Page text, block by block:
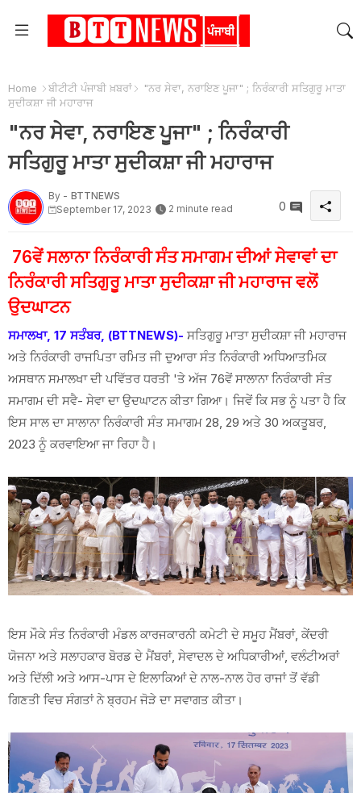
Home ਬੀਟੀਟੀ ਪੰਜਾਬੀ ਖ਼ਬਰਾਂ
"ਨਰ ਸੇਵਾ, ਨਰਾਇਣ ਪੂਜਾ" ; ਨਿਰੰਕਾਰੀ ਸਤਿਗੁਰੂ ਮਾਤਾ
ਸੁਦੀਕਸ਼ਾ ਜੀ ਮਹਾਰਾਜ
"ਨਰ ਸੇਵਾ, ਨਰਾਇਣ ਪੂਜਾ" ; ਨਿਰੰਕਾਰੀ
ਸਤਿਗੁਰੂ ਮਾਤਾ ਸੁਦੀਕਸ਼ਾ ਜੀ ਮਹਾਰਾਜ
By - BTTNEWS
September 17, 2023
2 minute read 0
76ਵੇਂ ਸਲਾਨਾ ਨਿਰੰਕਾਰੀ ਸੰਤ ਸਮਾਗਮ ਦੀਆਂ ਸੇਵਾਵਾਂ ਦਾ
ਨਿਰੰਕਾਰੀ ਸਤਿਗੁਰੂ ਮਾਤਾ ਸੁਦੀਕਸ਼ਾ ਜੀ ਮਹਾਰਾਜ ਵਲੋਂ
ਉਦਘਾਟਨ
ਸਮਾਲਖਾ, 17 ਸਤੰਬਰ, (BTTNEWS)- ਸਤਿਗੁਰੂ ਮਾਤਾ ਸੁਦੀਕਸ਼ਾ ਜੀ ਮਹਾਰਾਜ
ਅਤੇ ਨਿਰੰਕਾਰੀ ਰਾਜਪਿਤਾ ਰਮਿਤ ਜੀ ਦੁਆਰਾ ਸੰਤ ਨਿਰੰਕਾਰੀ ਅਧਿਆਤਮਿਕ
ਅਸਥਾਨ ਸਮਾਲਖਾ ਦੀ ਪਵਿੱਤਰ ਧਰਤੀ 'ਤੇ ਅੱਜ 76ਵੇਂ ਸਾਲਾਨਾ ਨਿਰੰਕਾਰੀ ਸੰਤ
ਸਮਾਗਮ ਦੀ ਸਵੈ- ਸੇਵਾ ਦਾ ਉਦਘਾਟਨ ਕੀਤਾ ਗਿਆ। ਜਿਵੇਂ ਕਿ ਸਭ ਨੂੰ ਪਤਾ ਹੈ ਕਿ
ਇਸ ਸਾਲ ਦਾ ਸਾਲਾਨਾ ਨਿਰੰਕਾਰੀ ਸੰਤ ਸਮਾਗਮ 28, 29 ਅਤੇ 30 ਅਕਤੂਬਰ,
2023 ਨੂੰ ਕਰਵਾਇਆ ਜਾ ਰਿਹਾ ਹੈ।
ਇਸ ਮੌਕੇ ਸੰਤ ਨਿਰੰਕਾਰੀ ਮੰਡਲ ਕਾਰਜਕਾਰਨੀ ਕਮੇਟੀ ਦੇ ਸਮੂਹ ਮੈਂਬਰਾਂ, ਕੇਂਦਰੀ
ਯੋਜਨਾ ਅਤੇ ਸਲਾਹਕਾਰ ਬੋਰਡ ਦੇ ਮੈਂਬਰਾਂ, ਸੇਵਾਦਲ ਦੇ ਅਧਿਕਾਰੀਆਂ, ਵਲੰਟੀਅਰਾਂ
ਅਤੇ ਦਿੱਲੀ ਅਤੇ ਆਸ-ਪਾਸ ਦੇ ਇਲਾਕਿਆਂ ਦੇ ਨਾਲ-ਨਾਲ ਹੋਰ ਰਾਜਾਂ ਤੋਂ ਵੱਡੀ
ਗਿਣਤੀ ਵਿਚ ਸੰਗਤਾਂ ਨੇ ਬ੍ਰਹਮ ਜੋੜੇ ਦਾ ਸਵਾਗਤ ਕੀਤਾ।